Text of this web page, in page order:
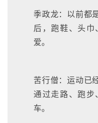
季政龙：以前都
后，跑鞋、头
爱。
苦行僧：运动已
通过走路、跑步
车。